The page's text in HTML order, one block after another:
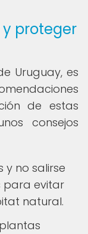
proteger
Uruguay, es
de estas
consejos
y no salirse
para evitar
natural.